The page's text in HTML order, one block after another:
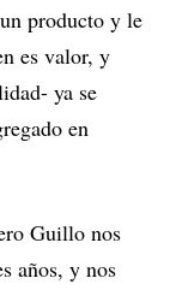
producto y le
es valor, y
ya se
en
Guillo nos
años, y nos